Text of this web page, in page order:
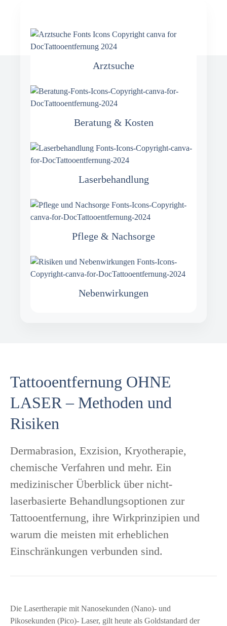
Arztsuche
Beratung & Kosten
Laserbehandlung
Pflege & Nachsorge
Nebenwirkungen
Tattooentfernung OHNE
LASER – Methoden und
Risiken
Dermabrasion, Exzision, Kryotherapie,
chemische Verfahren und mehr. Ein
medizinischer Überblick über nicht-
laserbasierte Behandlungsoptionen zur
Tattooentfernung, ihre Wirkprinzipien und
warum die meisten mit erheblichen
Einschränkungen verbunden sind.
Die Lasertherapie mit Nanosekunden (Nano)- und
Pikosekunden (Pico)- Laser, gilt heute als Goldstandard der